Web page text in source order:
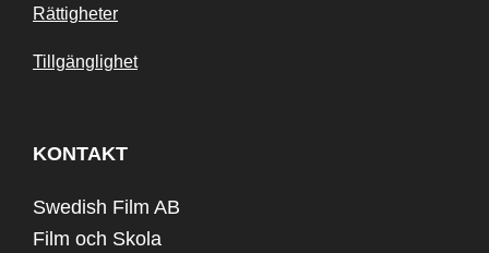
Rättigheter
Tillgänglighet
KONTAKT
Swedish Film AB
Film och Skola